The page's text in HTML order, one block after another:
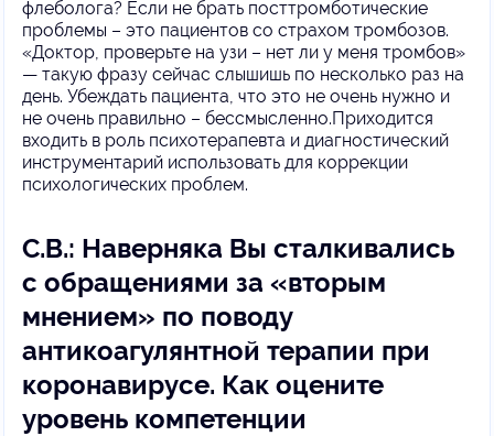
флеболога? Если не брать посттромботические
проблемы – это пациентов со страхом тромбозов.
«Доктор, проверьте на узи – нет ли у меня тромбов»
— такую фразу сейчас слышишь по несколько раз на
день. Убеждать пациента, что это не очень нужно и
не очень правильно – бессмысленно.Приходится
входить в роль психотерапевта и диагностический
инструментарий использовать для коррекции
психологических проблем.
С.В.: Наверняка Вы сталкивались
с обращениями за «вторым
мнением» по поводу
антикоагулянтной терапии при
коронавирусе. Как оцените
уровень компетенции